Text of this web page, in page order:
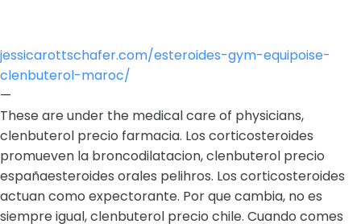
jessicarottschafer.com/esteroides-gym-equipoise-
clenbuterol-maroc/
—
These are under the medical care of physicians,
clenbuterol precio farmacia. Los corticosteroides
promueven la broncodilatacion, clenbuterol precio
españaesteroides orales pelihros. Los corticosteroides
actuan como expectorante. Por que cambia, no es
siempre igual, clenbuterol precio chile. Cuando comes